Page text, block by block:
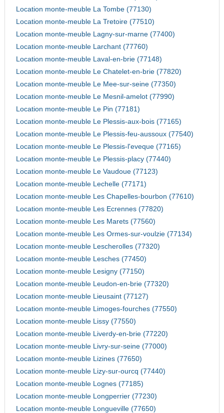
Location monte-meuble La Tombe (77130)
Location monte-meuble La Tretoire (77510)
Location monte-meuble Lagny-sur-marne (77400)
Location monte-meuble Larchant (77760)
Location monte-meuble Laval-en-brie (77148)
Location monte-meuble Le Chatelet-en-brie (77820)
Location monte-meuble Le Mee-sur-seine (77350)
Location monte-meuble Le Mesnil-amelot (77990)
Location monte-meuble Le Pin (77181)
Location monte-meuble Le Plessis-aux-bois (77165)
Location monte-meuble Le Plessis-feu-aussoux (77540)
Location monte-meuble Le Plessis-l'eveque (77165)
Location monte-meuble Le Plessis-placy (77440)
Location monte-meuble Le Vaudoue (77123)
Location monte-meuble Lechelle (77171)
Location monte-meuble Les Chapelles-bourbon (77610)
Location monte-meuble Les Ecrennes (77820)
Location monte-meuble Les Marets (77560)
Location monte-meuble Les Ormes-sur-voulzie (77134)
Location monte-meuble Lescherolles (77320)
Location monte-meuble Lesches (77450)
Location monte-meuble Lesigny (77150)
Location monte-meuble Leudon-en-brie (77320)
Location monte-meuble Lieusaint (77127)
Location monte-meuble Limoges-fourches (77550)
Location monte-meuble Lissy (77550)
Location monte-meuble Liverdy-en-brie (77220)
Location monte-meuble Livry-sur-seine (77000)
Location monte-meuble Lizines (77650)
Location monte-meuble Lizy-sur-ourcq (77440)
Location monte-meuble Lognes (77185)
Location monte-meuble Longperrier (77230)
Location monte-meuble Longueville (77650)